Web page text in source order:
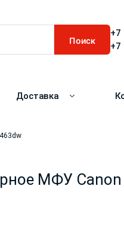
Поиск
+7
+7
Доставка
МФУ Canon